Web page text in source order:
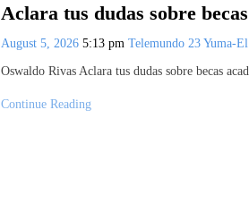
Aclara tus dudas sobre
August 5, 2026 5:13 pm Telemundo 23 Yuma-
Oswaldo Rivas Aclara tus dudas sobre becas
Continue Reading